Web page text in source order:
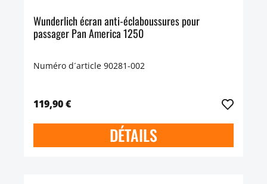
Wunderlich écran anti-éclaboussures pour
passager Pan America 1250
Numéro d´article 90281-002
119,90 €
DÉTAILS